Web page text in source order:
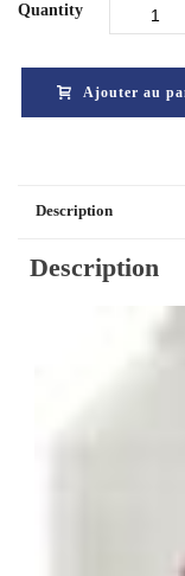
Quantity
Ajouter au
Description
Description